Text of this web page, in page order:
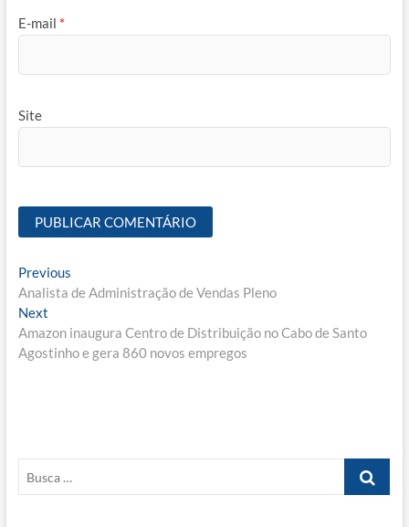
E-mail *
Site
Navegação
de
Post
PreviousPrevious
post:
Analista de Administração de Vendas Pleno
NextNext
post:
Amazon inaugura Centro de Distribuição no Cabo de Santo
Agostinho e gera 860 novos empregos
Busca